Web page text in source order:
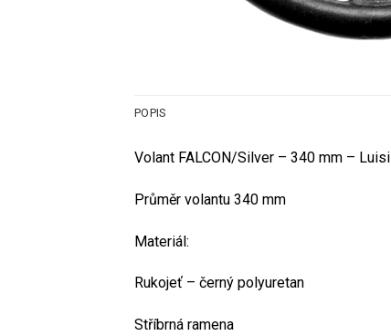
POPIS
Volant FALCON/Silver – 340 mm – Luisi
Průměr volantu 340 mm
Materiál:
Rukojeť – černý polyuretan
Stříbrná ramena